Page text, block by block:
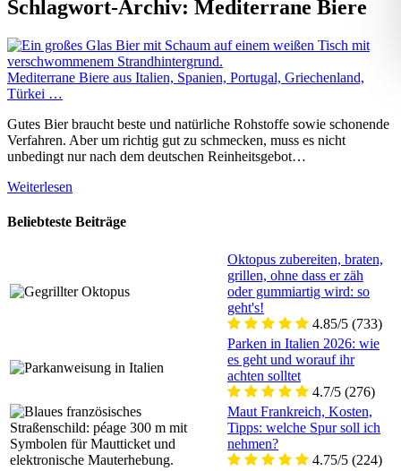
Schlagwort-Archiv: Mediterrane Biere
Mediterrane Biere aus Italien, Spanien, Portugal, Griechenland,
Türkei …
Gutes Bier braucht beste und natürliche Rohstoffe sowie schonende
Verfahren. Aber um richtig gut zu schmecken, muss es nicht
unbedingt nur nach dem deutschen Reinheitsgebot…
Weiterlesen
Beliebteste Beiträge
Oktopus zubereiten, braten,
grillen, ohne dass er zäh
oder gummiartig wird: so
geht's!
4.85/5 (733)
Parken in Italien 2026: wie
es geht und worauf ihr
achten solltet
4.7/5 (276)
Maut Frankreich, Kosten,
Tipps: welche Spur soll ich
nehmen?
4.75/5 (224)